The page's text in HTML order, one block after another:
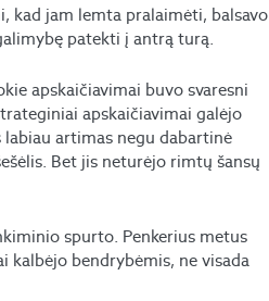
kad jam lemta pralaimėti, balsavo
patekti į antrą turą.
apskaičiavimai buvo svaresni
apskaičiavimai galėjo
labiau artimas negu dabartinė
Bet jis neturėjo rimtų šansų
spurto. Penkerius metus
kalbėjo bendrybėmis, ne visada